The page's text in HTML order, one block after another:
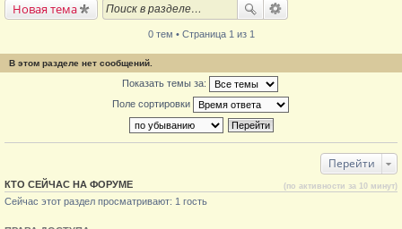
Новая тема
0 тем • Страница 1 из 1
В этом разделе нет сообщений.
Показать темы за:
Поле сортировки
Перейти
КТО СЕЙЧАС НА ФОРУМЕ (по активности за 10 минут)
Сейчас этот раздел просматривают: 1 гость